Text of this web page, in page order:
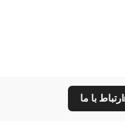
ارتباط با ما